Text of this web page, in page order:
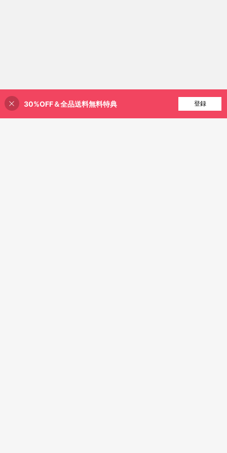
12% 割引！ 買い物かごに追加
30%OFF＆全品送料無料特典 登録